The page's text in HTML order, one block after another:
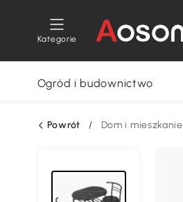
Kategorie
Ogród i budownictwo
Powrót / Dom i mieszkanie